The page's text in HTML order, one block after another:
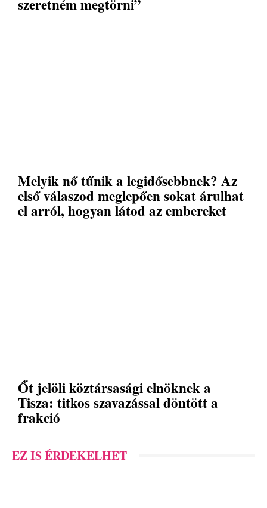
Melyik nő tűnik a legidősebbnek? Az
első válaszod meglepően sokat árulhat
el arról, hogyan látod az embereket
Őt jelöli köztársasági elnöknek a
Tisza: titkos szavazással döntött a
frakció
EZ IS ÉRDEKELHET